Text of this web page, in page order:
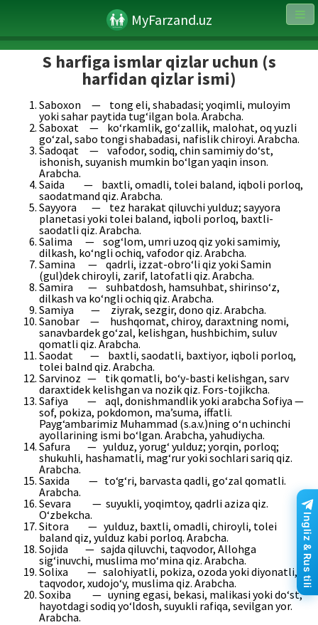
MyFarzand.uz
S harfiga ismlar qizlar uchun (s
harfidan qizlar ismi)
Saboxon — tong eli, shabadasi; yoqimli, muloyim
yoki sahar paytida tug‘ilgan bola. Arabcha.
Saboxat — ko‘rkamlik, go‘zallik, malohat, oq yuzli
go‘zal, sabo tongi shabadasi, nafislik chiroyi. Arabcha.
Sadoqat — vafodor, sodiq, chin samimiy do‘st,
ishonish, suyanish mumkin bo‘lgan yaqin inson.
Arabcha.
Saida — baxtli, omadli, tolei baland, iqboli porloq,
saodatmand qiz. Arabcha.
Sayyora — tez harakat qiluvchi yulduz; sayyora
planetasi yoki tolei baland, iqboli porloq, baxtli-
saodatli qiz. Arabcha.
Salima — sog‘lom, umri uzoq qiz yoki samimiy,
dilkash, ko‘ngli ochiq, vafodor qiz. Arabcha.
Samina — qadrli, izzat-obro‘li qiz yoki Samin
(gul)dek chiroyli, zarif, latofatli qiz. Arabcha.
Samira — suhbatdosh, hamsuhbat, shirinso‘z,
dilkash va ko‘ngli ochiq qiz. Arabcha.
Samiya — ziyrak, sezgir, dono qiz. Arabcha.
Sanobar — hushqomat, chiroy, daraxtning nomi,
sanavbardek go‘zal, kelishgan, hushbichim, suluv
qomatli qiz. Arabcha.
Saodat — baxtli, saodatli, baxtiyor, iqboli porloq,
tolei balnd qiz. Arabcha.
Sarvinoz — tik qomatli, bo‘y-basti kelishgan, sarv
daraxtidek kelishgan va nozik qiz. Fors-tojikcha.
Safiya — aql, donishmandlik yoki arabcha Sofiya —
sof, pokiza, pokdomon, ma’suma, iffatli.
Payg‘ambarimiz Muhammad (s.a.v.)ning o‘n uchinchi
ayollarining ismi bo‘lgan. Arabcha, yahudiycha.
Safura — yulduz, yorug‘ yulduz; yorqin, porloq;
shukuhli, hashamatli, mag‘rur yoki sochlari sariq qiz.
Arabcha.
Saxida — to‘g‘ri, barvasta qadli, go‘zal qomatli.
Arabcha.
Sevara — suyukli, yoqimtoy, qadrli aziza qiz.
O‘zbekcha.
Sitora — yulduz, baxtli, omadli, chiroyli, tolei
baland qiz, yulduz kabi porloq. Arabcha.
Sojida — sajda qiluvchi, taqvodor, Allohga
sig‘inuvchi, muslima mo‘mina qiz. Arabcha.
Solixa — salohiyatli, pokiza, ozoda yoki diyonatli,
taqvodor, xudojo‘y, muslima qiz. Arabcha.
Soxiba — uyning egasi, bekasi, malikasi yoki do‘st,
hayotdagi sodiq yo‘ldosh, suyukli rafiqa, sevilgan yor.
Arabcha.
Ingliz & Rus tili